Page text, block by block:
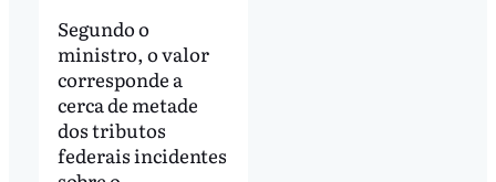
Segundo o
ministro, o valor
corresponde a
cerca de metade
dos tributos
federais incidentes